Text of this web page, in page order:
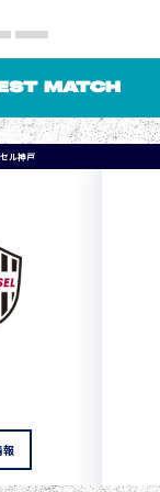
MATCH
ル神戸
報